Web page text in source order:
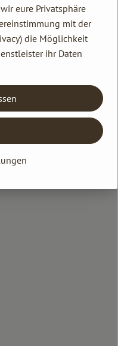
eure Privatsphäre
mit der
die Möglichkeit
ihr Daten